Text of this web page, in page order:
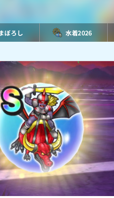
ぼろし 水着2026